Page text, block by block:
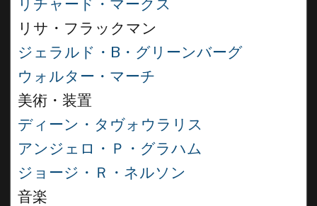
リチャード・マークス
リサ・フラックマン
ジェラルド・B・グリーンバーグ
ウォルター・マーチ
美術・装置
ディーン・タヴォウラリス
アンジェロ・Ｐ・グラハム
ジョージ・Ｒ・ネルソン
音楽